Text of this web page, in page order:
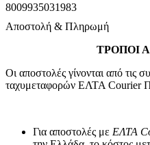
8009935031983
Αποστολή & Πληρωμή
ΤΡΟΠΟΙ
Οι αποστολές γίνονται από τις
ταχυμεταφορών ΕΛΤΑ
Για αποστολές με ΕΛΤΑ